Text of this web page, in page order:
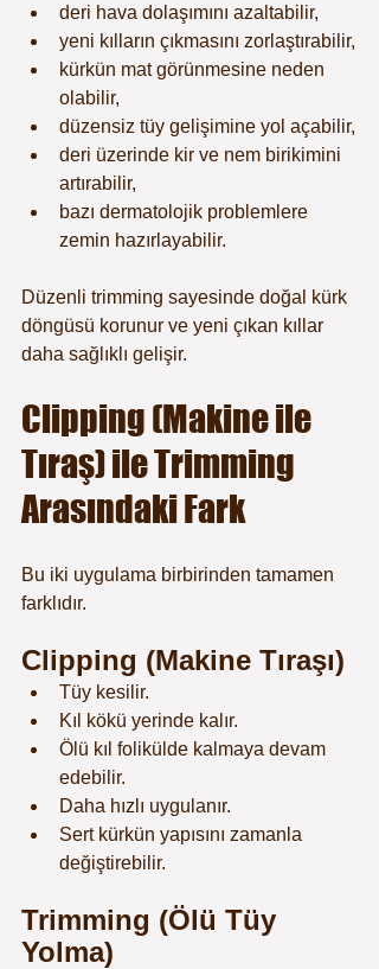
deri hava dolaşımını azaltabilir,
yeni kılların çıkmasını zorlaştırabilir,
kürkün mat görünmesine neden
olabilir,
düzensiz tüy gelişimine yol açabilir,
deri üzerinde kir ve nem birikimini
artırabilir,
bazı dermatolojik problemlere
zemin hazırlayabilir.
Düzenli trimming sayesinde doğal kürk
döngüsü korunur ve yeni çıkan kıllar
daha sağlıklı gelişir.
Clipping (Makine ile
Tıraş) ile Trimming
Arasındaki Fark
Bu iki uygulama birbirinden tamamen
farklıdır.
Clipping (Makine Tıraşı)
Tüy kesilir.
Kıl kökü yerinde kalır.
Ölü kıl folikülde kalmaya devam
edebilir.
Daha hızlı uygulanır.
Sert kürkün yapısını zamanla
değiştirebilir.
Trimming (Ölü Tüy
Yolma)